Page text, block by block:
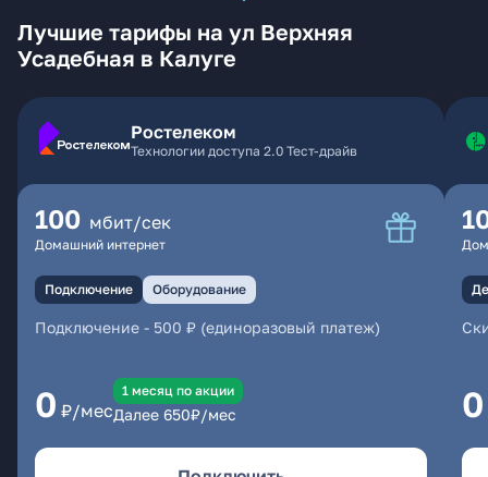
Лучшие тарифы на ул Верхняя
Усадебная в Калуге
Ростелеком
Технологии доступа 2.0 Тест-драйв
100 мбит/сек
Домашний интернет
Подключение Оборудование
Подключение - 500 ₽ (единоразовый платеж)
0 ₽/мес
1 месяц по акции
Далее 650₽/мес 0